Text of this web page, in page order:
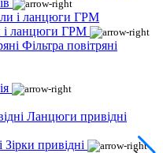
і ланцюги ГРМ
Фільтра повітряні
Ланцюги привідні
Зірки привідні